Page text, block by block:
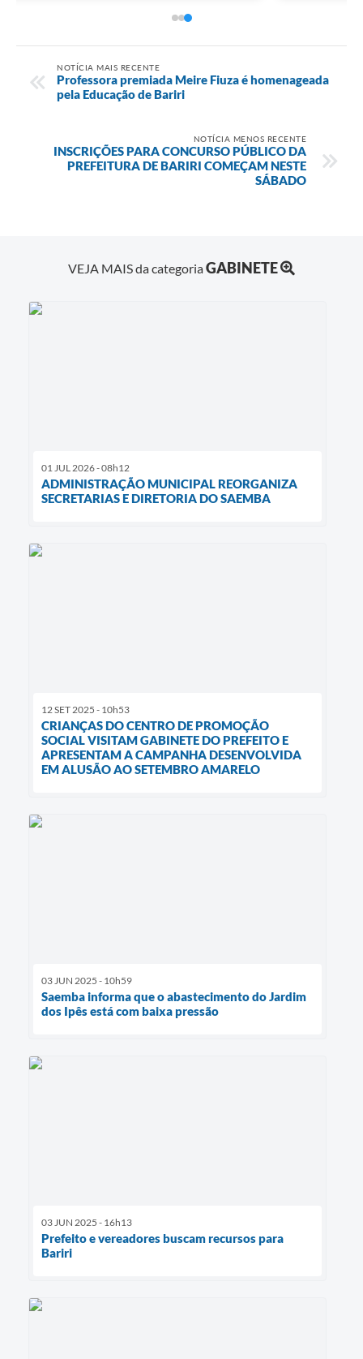
NOTÍCIA MAIS RECENTE
Professora premiada Meire Fiuza é homenageada
pela Educação de Bariri
NOTÍCIA MENOS RECENTE
INSCRIÇÕES PARA CONCURSO PÚBLICO DA
PREFEITURA DE BARIRI COMEÇAM NESTE
SÁBADO
VEJA MAIS da categoriaGABINETE
01 JUL 2026 - 08h12
ADMINISTRAÇÃO MUNICIPAL REORGANIZA
SECRETARIAS E DIRETORIA DO SAEMBA
12 SET 2025 - 10h53
CRIANÇAS DO CENTRO DE PROMOÇÃO
SOCIAL VISITAM GABINETE DO PREFEITO E
APRESENTAM A CAMPANHA DESENVOLVIDA
EM ALUSÃO AO SETEMBRO AMARELO
03 JUN 2025 - 10h59
Saemba informa que o abastecimento do Jardim
dos Ipês está com baixa pressão
03 JUN 2025 - 16h13
Prefeito e vereadores buscam recursos para
Bariri